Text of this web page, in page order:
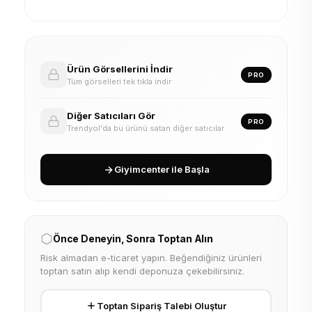
Ürün Görsellerini İndir
Tüm görselleri tek tıkla indir
PRO
Diğer Satıcıları Gör
Trendyol'da bu ürünü satan diğer satıcılar
PRO
Giyimcenter ile Başla
Önce Deneyin, Sonra Toptan Alın
Risk almadan e-ticaret yapın. Beğendiğiniz ürünleri
toptan satın alıp kendi deponuza çekebilirsiniz.
Toptan Sipariş Talebi Oluştur